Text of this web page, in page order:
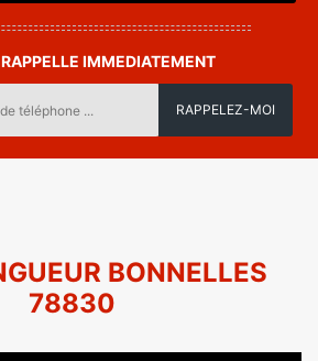
IMMEDIATEMENT
BONNELLES
78830